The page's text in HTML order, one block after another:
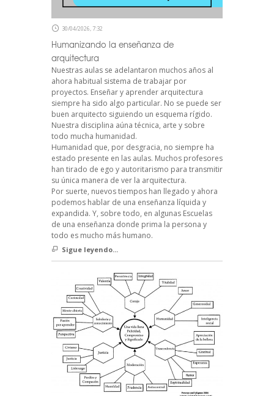
30/04/2026, 7:32
Humanizando la enseñanza de
arquitectura
Nuestras aulas se adelantaron muchos años al
ahora habitual sistema de trabajar por
proyectos. Enseñar y aprender arquitectura
siempre ha sido algo particular. No se puede ser
buen arquitecto siguiendo un esquema rígido.
Nuestra disciplina aúna técnica, arte y sobre
todo mucha humanidad.
Humanidad que, por desgracia, no siempre ha
estado presente en las aulas. Muchos profesores
han tirado de ego y autoritarismo para transmitir
su única manera de ver la arquitectura.
Por suerte, nuevos tiempos han llegado y ahora
podemos hablar de una enseñanza líquida y
expandida. Y, sobre todo, en algunas Escuelas
de una enseñanza donde prima la persona y
todo es mucho más humano.
Sigue leyendo...